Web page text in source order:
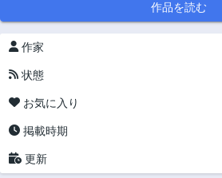
作品を読む
作家
状態
お気に入り
掲載時期
更新